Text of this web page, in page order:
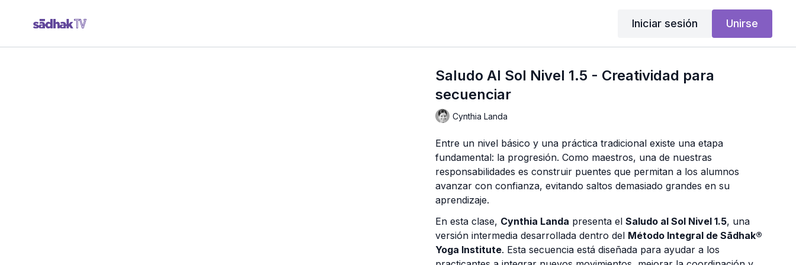
Iniciar sesión Unirse
Saludo Al Sol Nivel 1.5 - Creatividad para
secuenciar
Cynthia Landa
Entre un nivel básico y una práctica tradicional existe una etapa
fundamental: la progresión. Como maestros, una de nuestras
responsabilidades es construir puentes que permitan a los alumnos
avanzar con confianza, evitando saltos demasiado grandes en su
aprendizaje.
En esta clase, Cynthia Landa presenta elSaludo al Sol Nivel 1.5, una
versión intermedia desarrollada dentro del Método Integral de Sādhak®
Yoga Institute. Esta secuencia está diseñada para ayudar a los